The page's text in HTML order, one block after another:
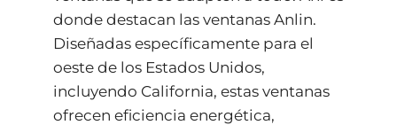
donde destacan las ventanas Anlin.
Diseñadas específicamente para el
oeste de los Estados Unidos,
incluyendo California, estas ventanas
ofrecen eficiencia energética,